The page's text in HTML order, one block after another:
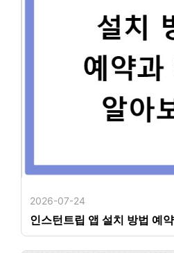
2026-07-24
인스턴트립 앱 설치 방법 예